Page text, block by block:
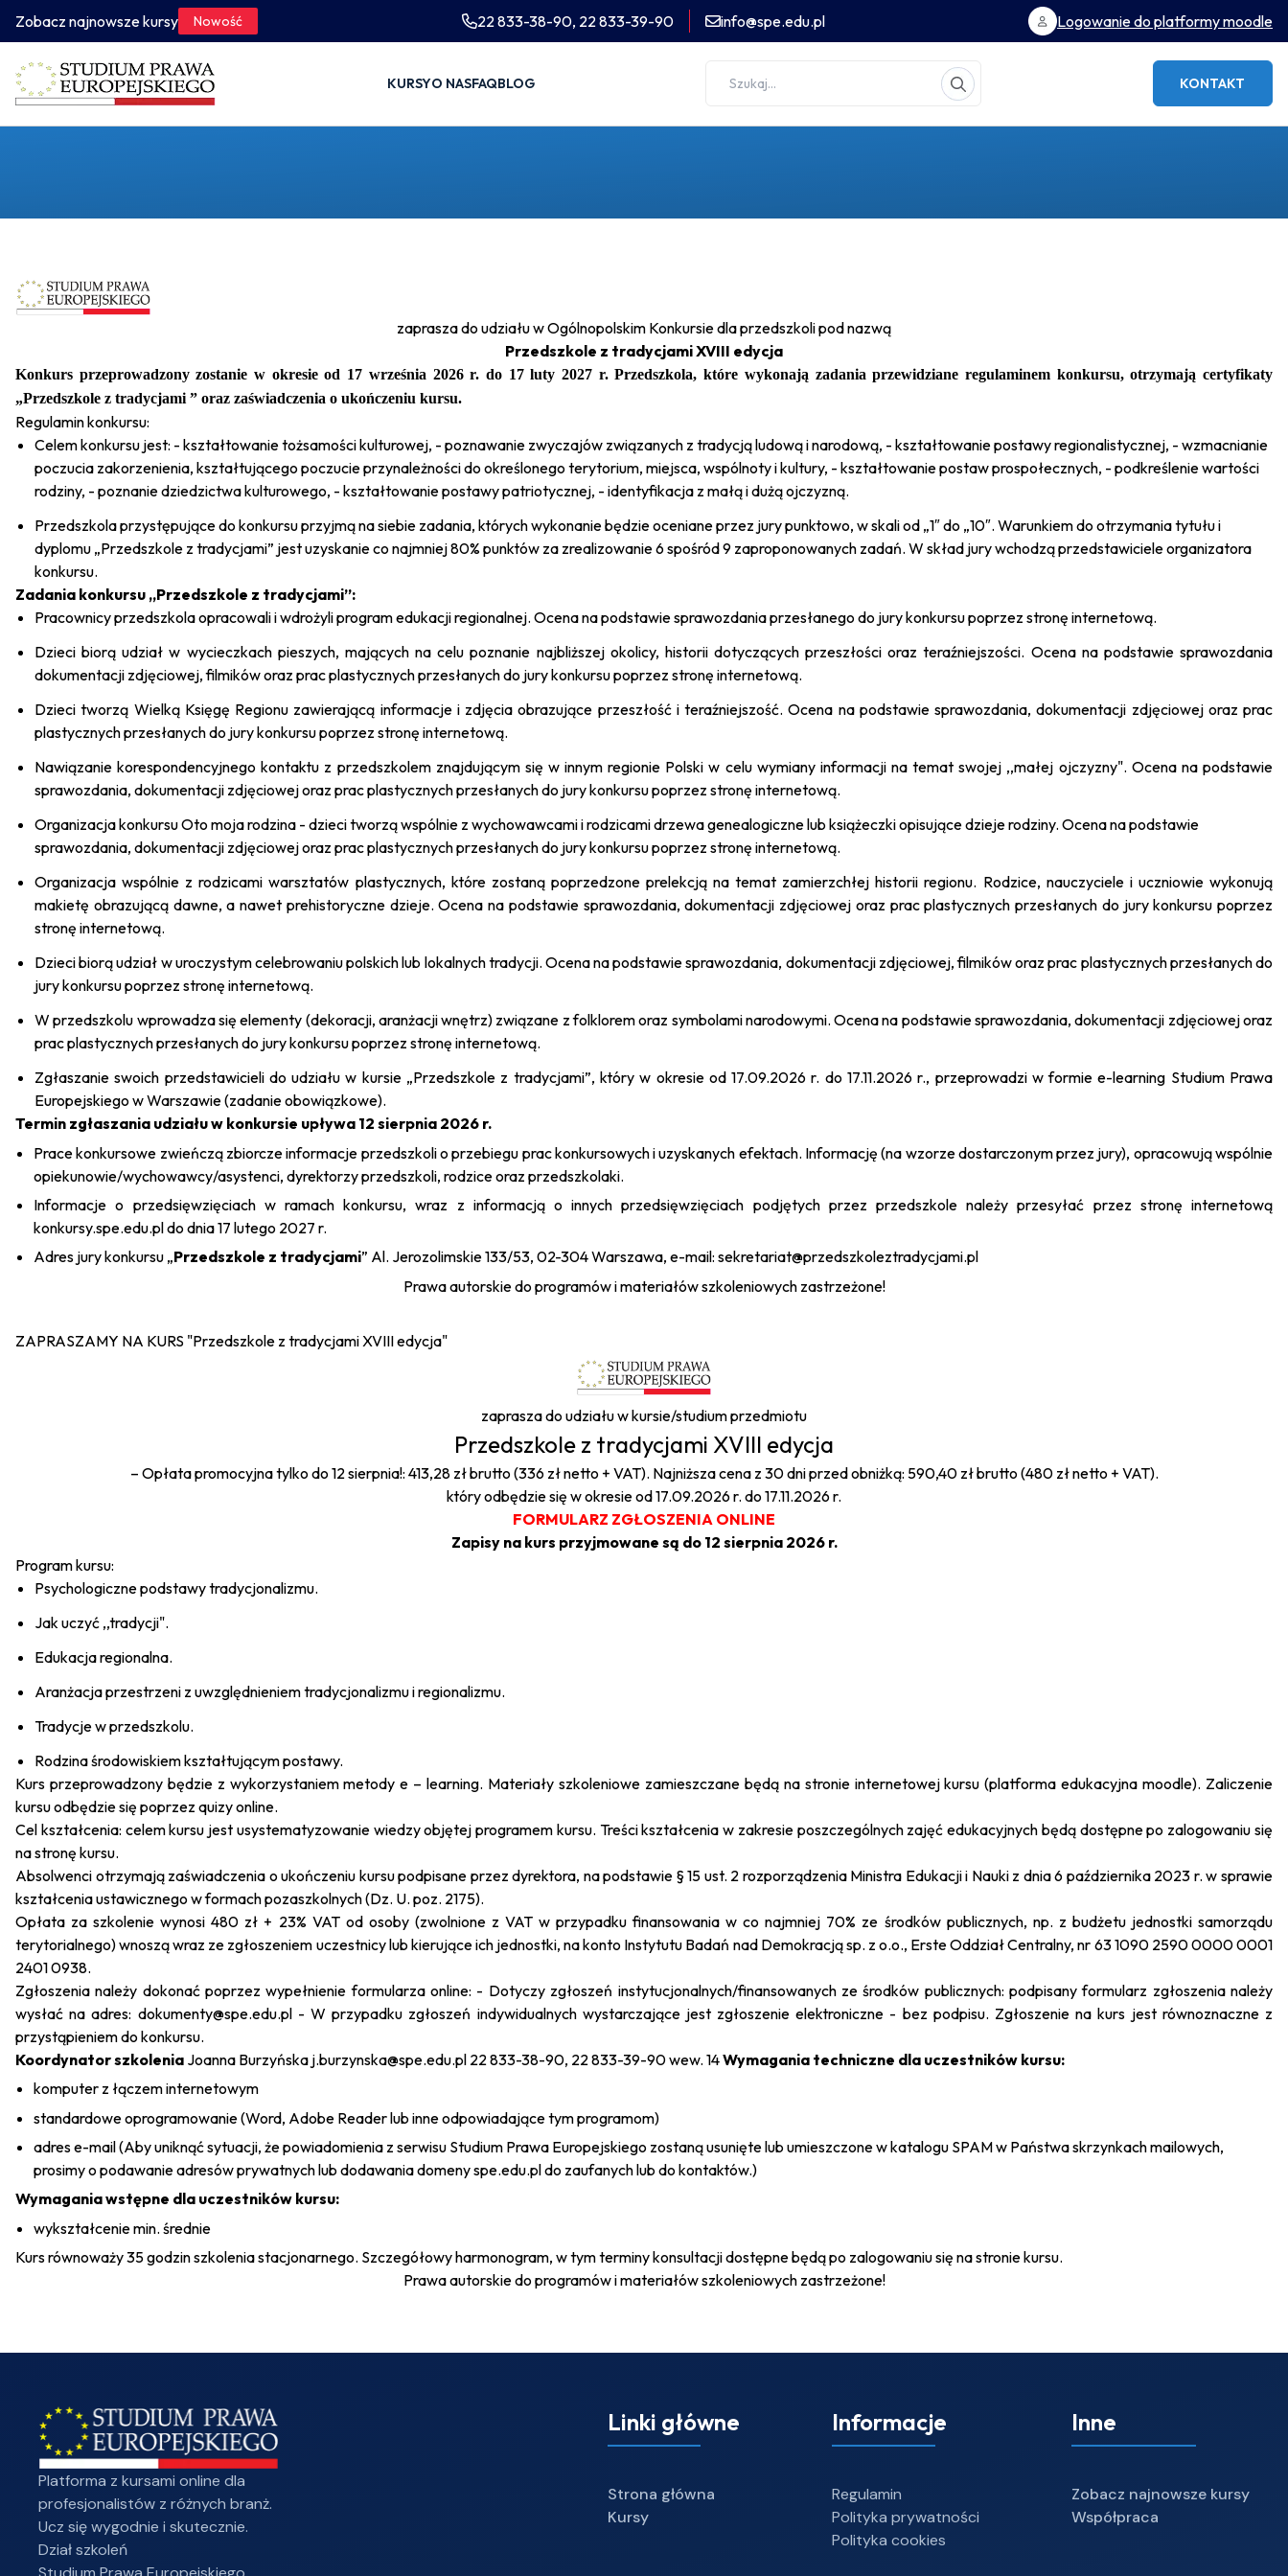
Zobacz najnowsze kursy Nowość 22 833-38-90, 22 833-39-90 info@spe.edu.pl Logowanie do platformy moodle
KURSYO NASFAQBLOG KONTAKT
zaprasza do udziału w Ogólnopolskim Konkursie dla przedszkoli pod nazwą
Przedszkole z tradycjami XVIII edycja
Konkurs przeprowadzony zostanie w okresie od 17 września 2026 r. do 17 luty 2027 r.Przedszkola, które wykonają zadania przewidziane regulaminem konkursu, otrzymają certyfikaty
„Przedszkole z tradycjami ” oraz zaświadczenia o ukończeniu kursu.
Regulamin konkursu:
Celem konkursu jest: - kształtowanie tożsamości kulturowej, - poznawanie zwyczajów związanych z tradycją ludową i narodową, - kształtowanie postawy regionalistycznej, - wzmacnianie
poczucia zakorzenienia, kształtującego poczucie przynależności do określonego terytorium, miejsca, wspólnoty i kultury, - kształtowanie postaw prospołecznych, - podkreślenie wartości
rodziny, - poznanie dziedzictwa kulturowego, - kształtowanie postawy patriotycznej, - identyfikacja z małą i dużą ojczyzną.
Przedszkola przystępujące do konkursu przyjmą na siebie zadania, których wykonanie będzie oceniane przez jury punktowo, w skali od „1″ do „10″. Warunkiem do otrzymania tytułu i
dyplomu „Przedszkole z tradycjami” jest uzyskanie co najmniej 80% punktów za zrealizowanie 6 spośród 9 zaproponowanych zadań. W skład jury wchodzą przedstawiciele organizatora
konkursu.
Zadania konkursu „Przedszkole z tradycjami”:
Pracownicy przedszkola opracowali i wdrożyli program edukacji regionalnej. Ocena na podstawie sprawozdania przesłanego do jury konkursu poprzez stronę internetową.
Dzieci biorą udział w wycieczkach pieszych, mających na celu poznanie najbliższej okolicy, historii dotyczących przeszłości oraz teraźniejszości. Ocena na podstawie sprawozdania
dokumentacji zdjęciowej, filmików oraz prac plastycznych przesłanych do jury konkursu poprzez stronę internetową.
Dzieci tworzą Wielką Księgę Regionu zawierającą informacje i zdjęcia obrazujące przeszłość i teraźniejszość. Ocena na podstawie sprawozdania, dokumentacji zdjęciowej oraz prac
plastycznych przesłanych do jury konkursu poprzez stronę internetową.
Nawiązanie korespondencyjnego kontaktu z przedszkolem znajdującym się w innym regionie Polski w celu wymiany informacji na temat swojej ,,małej ojczyzny". Ocena na podstawie
sprawozdania, dokumentacji zdjęciowej oraz prac plastycznych przesłanych do jury konkursu poprzez stronę internetową.
Organizacja konkursuOto moja rodzina - dzieci tworzą wspólnie z wychowawcami i rodzicami drzewa genealogiczne lub książeczki opisujące dzieje rodziny. Ocena na podstawie
sprawozdania, dokumentacji zdjęciowej oraz prac plastycznych przesłanych do jury konkursu poprzez stronę internetową.
Organizacja wspólnie z rodzicami warsztatów plastycznych, które zostaną poprzedzone prelekcją na temat zamierzchłej historii regionu. Rodzice, nauczyciele i uczniowie wykonują
makietę obrazującą dawne, a nawet prehistoryczne dzieje. Ocena na podstawie sprawozdania, dokumentacji zdjęciowej oraz prac plastycznych przesłanych do jury konkursu poprzez
stronę internetową.
Dzieci biorą udział w uroczystym celebrowaniu polskich lub lokalnych tradycji. Ocena na podstawie sprawozdania, dokumentacji zdjęciowej, filmików oraz prac plastycznych przesłanych do
jury konkursu poprzez stronę internetową.
W przedszkolu wprowadza się elementy (dekoracji, aranżacji wnętrz) związane z folklorem oraz symbolami narodowymi. Ocena na podstawie sprawozdania, dokumentacji zdjęciowej oraz
prac plastycznych przesłanych do jury konkursu poprzez stronę internetową.
Zgłaszanie swoich przedstawicieli do udziału w kursie „Przedszkole z tradycjami”, który w okresie od 17.09.2026 r. do 17.11.2026 r., przeprowadzi w formie e-learning Studium Prawa
Europejskiego w Warszawie (zadanie obowiązkowe).
Termin zgłaszania udziału w konkursie upływa 12 sierpnia 2026 r.
Prace konkursowe zwieńczą zbiorcze informacje przedszkoli o przebiegu prac konkursowych i uzyskanych efektach. Informację (na wzorze dostarczonym przez jury), opracowują wspólnie
opiekunowie/wychowawcy/asystenci, dyrektorzy przedszkoli, rodzice oraz przedszkolaki.
Informacje o przedsięwzięciach w ramach konkursu, wraz z informacją o innych przedsięwzięciach podjętych przez przedszkole należy przesyłać przez stronę internetową
konkursy.spe.edu.pldo dnia 17 lutego 2027 r.
Adres jury konkursu „Przedszkole z tradycjami” Al. Jerozolimskie 133/53, 02-304 Warszawa, e-mail: sekretariat@przedszkoleztradycjami.pl
Prawa autorskie do programów i materiałów szkoleniowych zastrzeżone!
ZAPRASZAMY NA KURS "Przedszkole z tradycjami XVIII edycja"
zaprasza do udziału w kursie/studium przedmiotu
Przedszkole z tradycjami XVIII edycja
– Opłata promocyjna tylko do 12 sierpnia!: 413,28 zł brutto (336 zł netto + VAT). Najniższa cena z 30 dni przed obniżką: 590,40 zł brutto (480 zł netto + VAT).
który odbędzie się w okresie od 17.09.2026 r. do 17.11.2026 r.
FORMULARZ ZGŁOSZENIA ONLINE
Zapisy na kurs przyjmowane są do 12 sierpnia 2026 r.
Program kursu:
Psychologiczne podstawy tradycjonalizmu.
Jak uczyć ,,tradycji".
Edukacja regionalna.
Aranżacja przestrzeni z uwzględnieniem tradycjonalizmu i regionalizmu.
Tradycje w przedszkolu.
Rodzina środowiskiem kształtującym postawy.
Kurs przeprowadzony będzie z wykorzystaniem metodye – learning. Materiały szkoleniowe zamieszczane będą na stronie internetowej kursu (platforma edukacyjna moodle). Zaliczenie
kursu odbędzie się poprzez quizy online.
Cel kształcenia: celem kursu jest usystematyzowanie wiedzy objętej programem kursu. Treści kształcenia w zakresie poszczególnych zajęć edukacyjnych będą dostępne po zalogowaniu się
na stronę kursu.
Absolwenci otrzymają zaświadczenia o ukończeniu kursu podpisane przez dyrektora, na podstawie § 15 ust. 2 rozporządzenia Ministra Edukacji i Nauki z dnia 6 października 2023 r. w sprawie
kształcenia ustawicznego w formach pozaszkolnych (Dz. U. poz. 2175).
Opłata za szkolenie wynosi 480 zł + 23% VAT od osoby (zwolnione z VAT w przypadku finansowania w co najmniej 70% ze środków publicznych, np. z budżetu jednostki samorządu
terytorialnego) wnoszą wraz ze zgłoszeniem uczestnicy lub kierujące ich jednostki, na konto Instytutu Badań nad Demokracją sp. z o.o., Erste Oddział Centralny, nr 63 1090 2590 0000 0001
2401 0938.
Zgłoszenia należy dokonać poprzez wypełnienie formularza online: - Dotyczy zgłoszeń instytucjonalnych/finansowanych ze środków publicznych: podpisany formularz zgłoszenia należy
wysłać na adres: dokumenty@spe.edu.pl - W przypadku zgłoszeń indywidualnych wystarczające jest zgłoszenie elektroniczne - bez podpisu. Zgłoszenie na kurs jest równoznaczne z
przystąpieniem do konkursu.
Koordynator szkolenia Joanna Burzyńska j.burzynska@spe.edu.pl 22 833-38-90, 22 833-39-90 wew. 14Wymagania techniczne dla uczestników kursu:
komputer z łączem internetowym
standardowe oprogramowanie (Word, Adobe Reader lub inne odpowiadające tym programom)
adres e-mail (Aby uniknąć sytuacji, że powiadomienia z serwisu Studium Prawa Europejskiego zostaną usunięte lub umieszczone w katalogu SPAM w Państwa skrzynkach mailowych,
prosimy o podawanie adresów prywatnych lub dodawania domeny spe.edu.pl do zaufanych lub do kontaktów.)
Wymagania wstępne dla uczestników kursu:
wykształcenie min. średnie
Kurs równoważy 35 godzin szkolenia stacjonarnego. Szczegółowy harmonogram, w tym terminy konsultacji dostępne będą po zalogowaniu się na stronie kursu.
Prawa autorskie do programów i materiałów szkoleniowych zastrzeżone!
Platforma z kursami online dla
profesjonalistów z różnych branż.
Ucz się wygodnie i skutecznie.
Dział szkoleń
Linki główne
Strona główna
Kursy
Informacje
Regulamin
Polityka prywatności
Polityka cookies
Inne
Zobacz najnowsze kursy
Współpraca